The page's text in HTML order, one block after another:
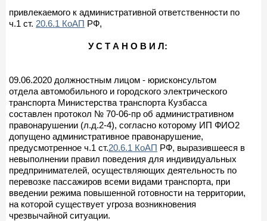
привлекаемого к административной ответственности по
ч.1 ст. 20.6.1 КоАП РФ,
У С Т А Н О В И Л:
09.06.2020 должностным лицом - юрисконсультом
отдела автомобильного и городского электрического
транспорта Министерства транспорта Кузбасса
составлен протокол № 70-06-пр об административном
правонарушении (л.д.2-4), согласно которому ИП ФИО2
допущено административное правонарушение,
предусмотренное ч.1 ст.20.6.1 КоАП РФ, выразившееся в
невыполнении правил поведения для индивидуальных
предпринимателей, осуществляющих деятельность по
перевозке пассажиров всеми видами транспорта, при
введении режима повышенной готовности на территории,
на которой существует угроза возникновения
чрезвычайной ситуации.